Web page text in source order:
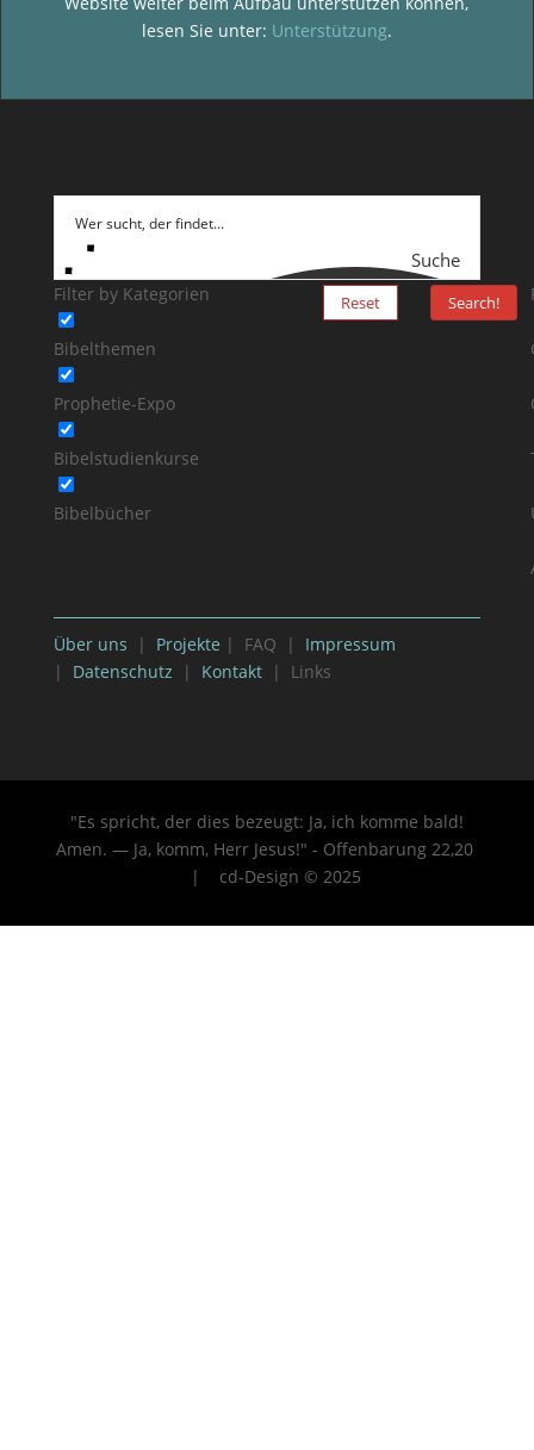
lesen Sie unter: Unterstützung.
Suche
Filter by Kategorien
Bibelthemen
Prophetie-Expo
Bibelstudienkurse
Bibelbücher
Reset Search!
Über uns | Projekte | FAQ | Impressum
| Datenschutz | Kontakt| Links
"Es spricht, der dies bezeugt: Ja, ich komme bald!
Amen. — Ja, komm, Herr Jesus!" - Offenbarung 22,20
| cd-Design © 2025